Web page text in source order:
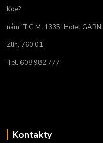
Kde?
nám. T.G.M. 1335, Hotel GARNI
Zlín, 760 01
Tel. 608 982 777
Kontakty